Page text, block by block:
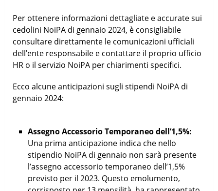
Per ottenere informazioni dettagliate e accurate sui
cedolini NoiPA di gennaio 2024, è consigliabile
consultare direttamente le comunicazioni ufficiali
dell’ente responsabile e contattare il proprio ufficio
HR o il servizio NoiPA per chiarimenti specifici.
Ecco alcune anticipazioni sugli stipendi NoiPA di
gennaio 2024:
Assegno Accessorio Temporaneo dell’1,5%:
Una prima anticipazione indica che nello
stipendio NoiPA di gennaio non sarà presente
l’assegno accessorio temporaneo dell’1,5%
previsto per il 2023. Questo emolumento,